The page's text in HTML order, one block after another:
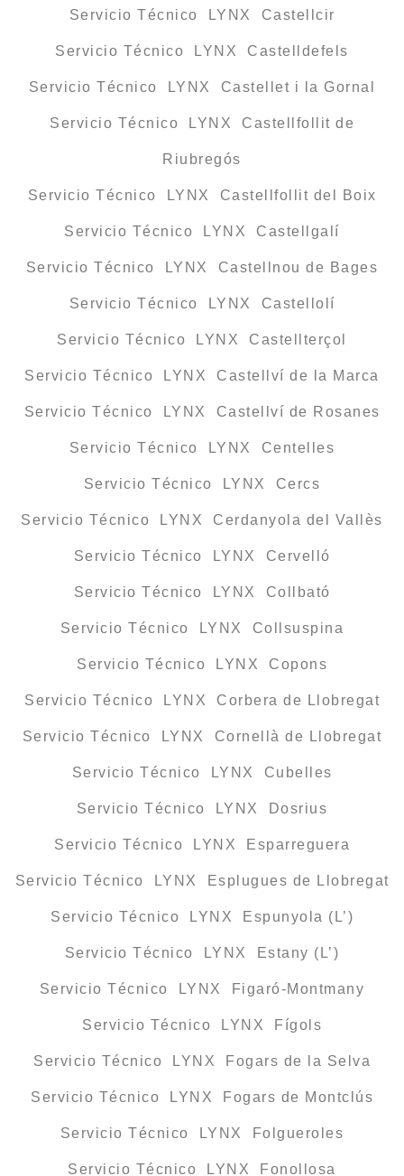
Servicio Técnico LYNX Castellcir
Servicio Técnico LYNX Castelldefels
Servicio Técnico LYNX Castellet i la Gornal
Servicio Técnico LYNX Castellfollit de
Riubregós
Servicio Técnico LYNX Castellfollit del Boix
Servicio Técnico LYNX Castellgalí
Servicio Técnico LYNX Castellnou de Bages
Servicio Técnico LYNX Castellolí
Servicio Técnico LYNX Castellterçol
Servicio Técnico LYNX Castellví de la Marca
Servicio Técnico LYNX Castellví de Rosanes
Servicio Técnico LYNX Centelles
Servicio Técnico LYNX Cercs
Servicio Técnico LYNX Cerdanyola del Vallès
Servicio Técnico LYNX Cervelló
Servicio Técnico LYNX Collbató
Servicio Técnico LYNX Collsuspina
Servicio Técnico LYNX Copons
Servicio Técnico LYNX Corbera de Llobregat
Servicio Técnico LYNX Cornellà de Llobregat
Servicio Técnico LYNX Cubelles
Servicio Técnico LYNX Dosrius
Servicio Técnico LYNX Esparreguera
Servicio Técnico LYNX Esplugues de Llobregat
Servicio Técnico LYNX Espunyola (L’)
Servicio Técnico LYNX Estany (L’)
Servicio Técnico LYNX Figaró-Montmany
Servicio Técnico LYNX Fígols
Servicio Técnico LYNX Fogars de la Selva
Servicio Técnico LYNX Fogars de Montclús
Servicio Técnico LYNX Folgueroles
Servicio Técnico LYNX Fonollosa